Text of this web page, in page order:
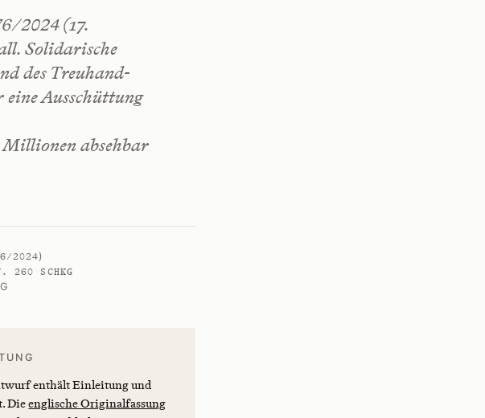
2024(17.
Solidarische
des Treuhand-
Ausschüttung
absehbar
2024)
260 SCHKG
enthält Einleitung und
Dieenglische Originalfassung